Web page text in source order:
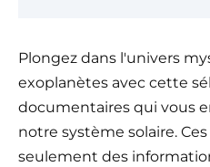
Plongez dans l'univers
exoplanètes avec cette
documentaires qui vous
notre système solaire.
seulement des